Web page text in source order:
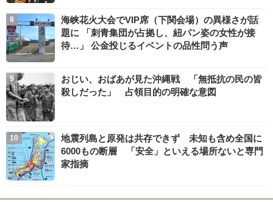
海峡花火大会でVIP席（下関会場）の異様さが話
題に 「刺青集団が占拠し、紐パン姿の女性が接
待…」 公金投じるイベントの品性問う声
おじい、おばあが見た沖縄戦 「無抵抗の民の皆
殺しだった」 占領目的の明確な意図
地震列島と原発は共存できず 未知も含め全国に
6000もの断層 「安全」といえる場所ないと専門
家指摘